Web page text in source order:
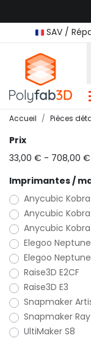
SAV /
Accueil Pièces
Prix
33,00 € - 708,00 €
Imprimantes /
Anycubic
Anycubic
Anycubic Kobra
Elegoo
Elegoo
Raise3D E2CF
Raise3D E3
Snapmaker
Snapmaker Ray
UltiMaker S8